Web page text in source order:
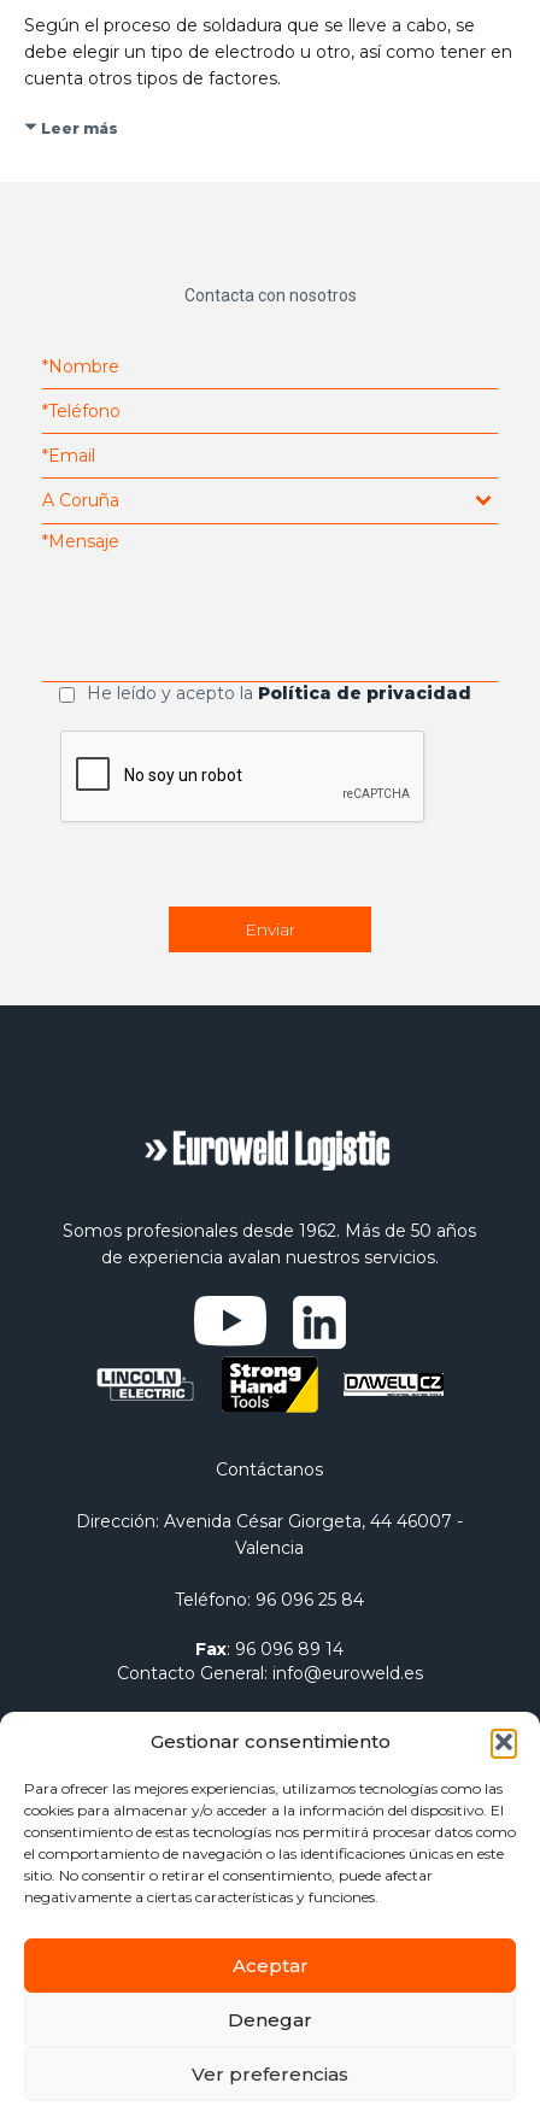
Gestionar consentimiento
Para ofrecer las mejores experiencias, utilizamos tecnologías como las
cookies para almacenar y/o acceder a la información del dispositivo. El
consentimiento de estas tecnologías nos permitirá procesar datos como
el comportamiento de navegación o las identificaciones únicas en este
sitio. No consentir o retirar el consentimiento, puede afectar
negativamente a ciertas características y funciones.
Aceptar
Denegar
Ver preferencias
Según el proceso de soldadura que se lleve a cabo, se
debe elegir un tipo de electrodo u otro, así como tener en
cuenta otros tipos de factores.
Leer más
Contacta con nosotros
He leído y acepto la Política de privacidad
Somos profesionales desde 1962. Más de 50 años
de experiencia avalan nuestros servicios.
Quiénes somos
Equipos de soldadura
Electrodos para soldadura
Blog
Política de privacidad
Contáctanos
Dirección: Avenida César Giorgeta, 44 46007 -
Valencia
Teléfono: 96 096 25 84
Fax: 96 096 89 14
Contacto General : info@euroweld.es